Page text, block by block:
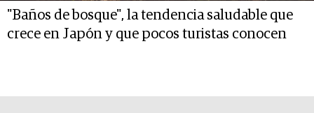
"Baños de bosque", la tendencia saludable que
crece en Japón y que pocos turistas conocen